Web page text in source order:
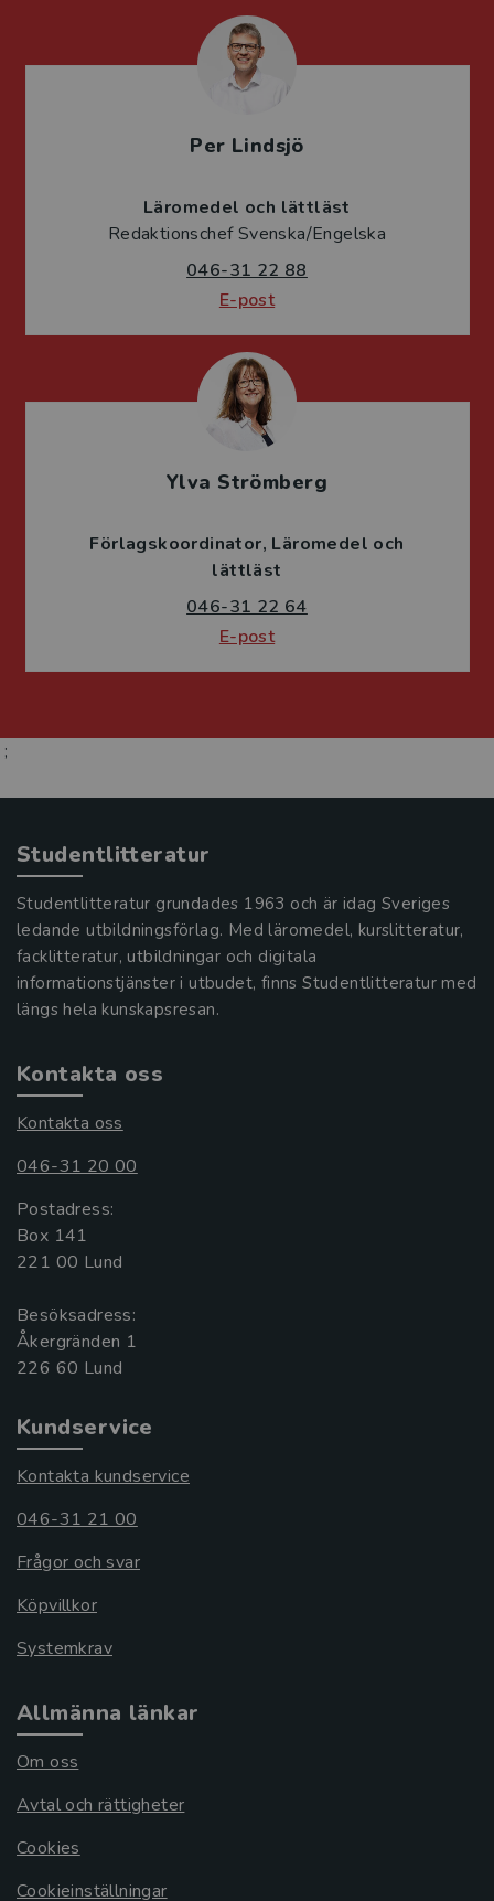
Per Lindsjö
Läromedel och lättläst
Redaktionschef Svenska/Engelska
046-31 22 88
E-post
Ylva Strömberg
Förlagskoordinator Läromedel och
lättläst
046-31 22 64
E-post
;
Studentlitteratur
Studentlitteratur grundades 1963 och är idag Sveriges
ledande utbildningsförlag. Med läromedel, kurslitteratur,
facklitteratur, utbildningar och digitala
informationstjänster i utbudet, finns Studentlitteratur med
längs hela kunskapsresan.
Kontakta oss
Kontakta oss
046-31 20 00
Postadress:
Box 141
221 00 Lund
Besöksadress:
Åkergränden 1
Kundservice
Kontakta kundservice
046-31 21 00
Frågor och svar
Köpvillkor
Systemkrav
Allmänna länkar
Om oss
Avtal och rättigheter
Cookies
Cookieinställningar